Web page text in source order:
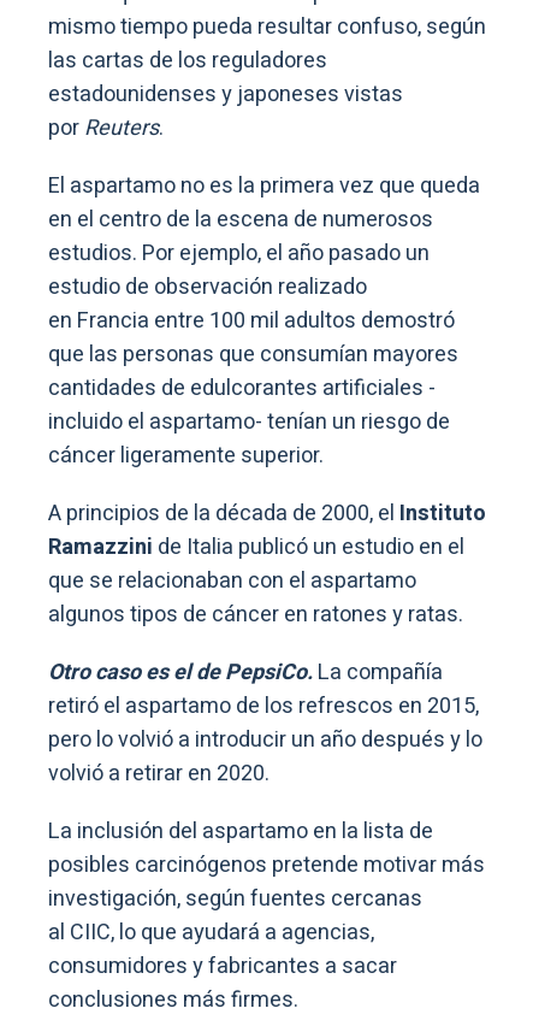
mismo tiempo pueda resultar confuso, según
las cartas de los reguladores
estadounidenses y japoneses vistas
porReuters.
El aspartamo no es la primera vez que queda
en el centro de la escena de numerosos
estudios. Por ejemplo, el año pasado un
estudio de observación realizado
en Francia entre 100 mil adultos demostró
que las personas que consumían mayores
cantidades de edulcorantes artificiales -
incluido el aspartamo- tenían un riesgo de
cáncer ligeramente superior.
A principios de la década de 2000, el Instituto
Ramazzini de Italia publicó un estudio en el
que se relacionaban con el aspartamo
algunos tipos de cáncer en ratones y ratas.
Otro caso es el de PepsiCo.La compañía
retiró el aspartamo de los refrescos en 2015,
pero lo volvió a introducir un año después y lo
volvió a retirar en 2020.
La inclusión del aspartamo en la lista de
posibles carcinógenos pretende motivar más
investigación, según fuentes cercanas
al CIIC, lo que ayudará a agencias,
consumidores y fabricantes a sacar
conclusiones más firmes.